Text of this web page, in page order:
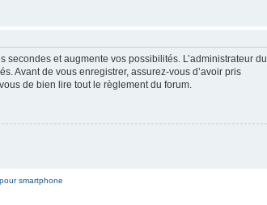
et augmente vos possibilités. L’administrateur du
Avant de vous enregistrer, assurez-vous d’avoir pris
de bien lire tout le règlement du forum.
smartphone